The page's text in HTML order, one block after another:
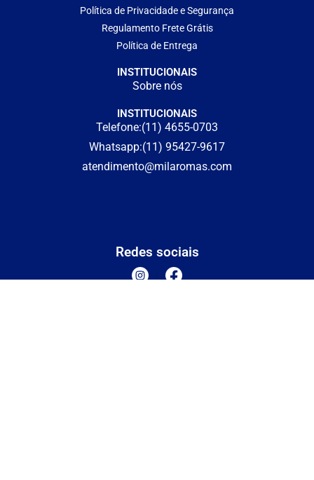
Política de Privacidade e Segurança
Regulamento Frete Grátis
Política de Entrega
INSTITUCIONAIS
Sobre nós
INSTITUCIONAIS
Telefone:(11) 4655-0703
Whatsapp:(11) 95427-9617
atendimento@milaromas.com
Redes sociais